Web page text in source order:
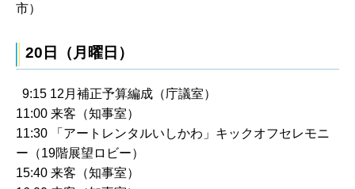
市）
20日（月曜日）
9:15 12月補正予算編成（庁議室）
11:00 来客（知事室）
11:30 「アートレンタルいしかわ」キックオフセレモニ
ー（19階展望ロビー）
15:40 来客（知事室）